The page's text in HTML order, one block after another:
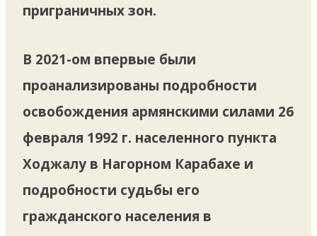
приграничных зон.
В 2021-ом впервые были
проанализированы подробности
освобождения армянскими силами 26
февраля 1992 г. населенного пункта
Ходжалу в Нагорном Карабахе и
подробности судьбы его
гражданского населения в